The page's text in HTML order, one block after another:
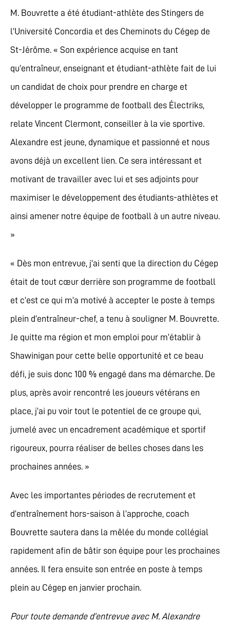
M. Bouvrette a été étudiant-athlète des Stingers de
l’Université Concordia et des Cheminots du Cégep de
St-Jérôme. « Son expérience acquise en tant
qu’entraîneur, enseignant et étudiant-athlète fait de lui
un candidat de choix pour prendre en charge et
développer le programme de football des Électriks,
relate Vincent Clermont, conseiller à la vie sportive.
Alexandre est jeune, dynamique et passionné et nous
avons déjà un excellent lien. Ce sera intéressant et
motivant de travailler avec lui et ses adjoints pour
maximiser le développement des étudiants-athlètes et
ainsi amener notre équipe de football à un autre niveau.
»
« Dès mon entrevue, j’ai senti que la direction du Cégep
était de tout cœur derrière son programme de football
et c’est ce qui m’a motivé à accepter le poste à temps
plein d’entraîneur-chef, a tenu à souligner M. Bouvrette.
Je quitte ma région et mon emploi pour m’établir à
Shawinigan pour cette belle opportunité et ce beau
défi, je suis donc 100 % engagé dans ma démarche. De
plus, après avoir rencontré les joueurs vétérans en
place, j’ai pu voir tout le potentiel de ce groupe qui,
jumelé avec un encadrement académique et sportif
rigoureux, pourra réaliser de belles choses dans les
prochaines années. »
Avec les importantes périodes de recrutement et
d’entraînement hors-saison à l’approche, coach
Bouvrette sautera dans la mêlée du monde collégial
rapidement afin de bâtir son équipe pour les prochaines
années. Il fera ensuite son entrée en poste à temps
plein au Cégep en janvier prochain.
Pour toute demande d’entrevue avec M. Alexandre